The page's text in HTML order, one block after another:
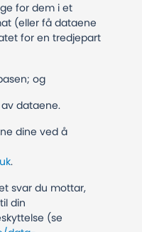
for dem i et
(eller få dataene
for en tredjepart
og
dataene.
dine ved å
.
svar du mottar,
din
(se